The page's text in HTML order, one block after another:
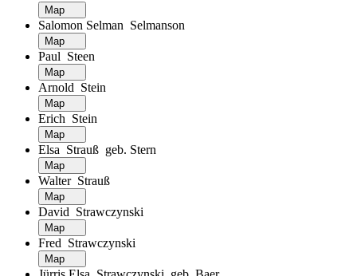
Salomon Selman Selmanson
Paul Steen
Arnold Stein
Erich Stein
Elsa Strauß geb. Stern
Walter Strauß
David Strawczynski
Fred Strawczynski